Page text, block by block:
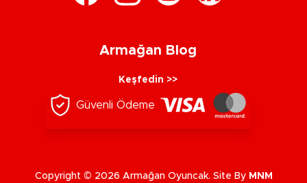
Armağan Blog
Keşfedin >>
Güvenli Ödeme
Copyright © 2026 Armağan Oyuncak. Site By MNM